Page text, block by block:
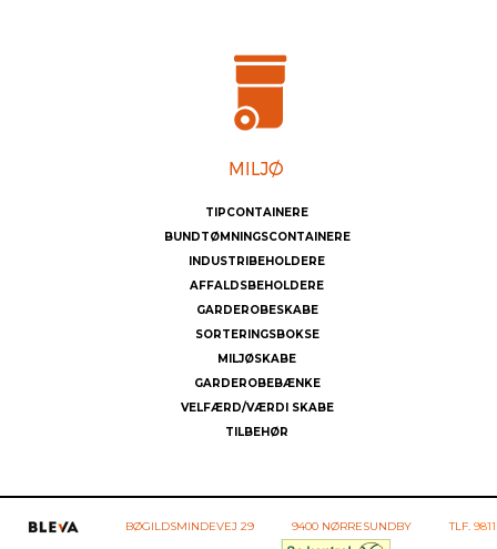
TIPCONTAINERE
BUNDTØMNINGSCONTAINERE
INDUSTRIBEHOLDERE
AFFALDSBEHOLDERE
GARDEROBESKABE
SORTERINGSBOKSE
MILJØSKABE
GARDEROBEBÆNKE
VELFÆRD/VÆRDI SKABE
TILBEHØR
BØGILDSMINDEVEJ 29 9400 NØRRESUNDBY TLF. 9811